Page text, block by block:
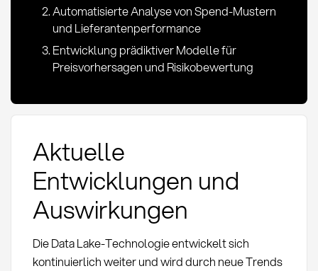
Automatisierte Analyse von Spend-Mustern
und Lieferantenperformance
Entwicklung prädiktiver Modelle für
Preisvorhersagen und Risikobewertung
Aktuelle
Entwicklungen und
Auswirkungen
Die Data Lake-Technologie entwickelt sich
kontinuierlich weiter und wird durch neue Trends